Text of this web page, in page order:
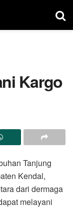
Kargo
Tanjung
Kendal,
dari dermaga
melayani